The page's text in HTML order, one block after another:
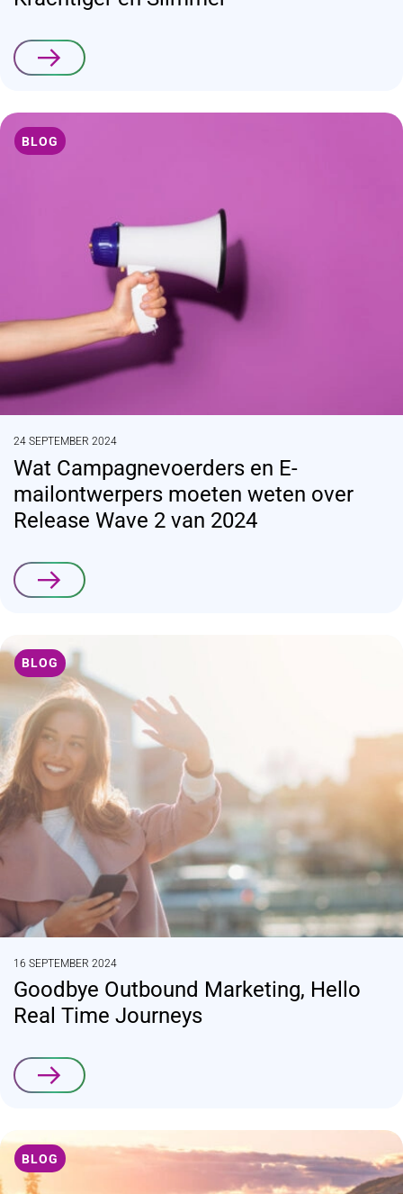
Lees verder
BLOG
24 SEPTEMBER 2024
Wat Campagnevoerders en E-
mailontwerpers moeten weten over
Release Wave 2 van 2024
Lees verder
BLOG
16 SEPTEMBER 2024
Goodbye Outbound Marketing, Hello
Real Time Journeys
Lees verder
BLOG